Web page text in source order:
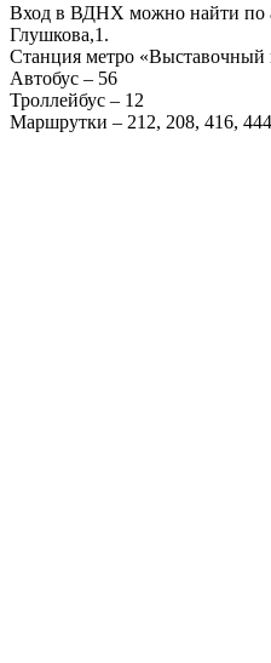
Вход в ВДНХ можно найти по
Глушкова,1.
Станция метро «Выставочный
Автобус – 56
Троллейбус – 12
Маршрутки – 212, 208, 416,